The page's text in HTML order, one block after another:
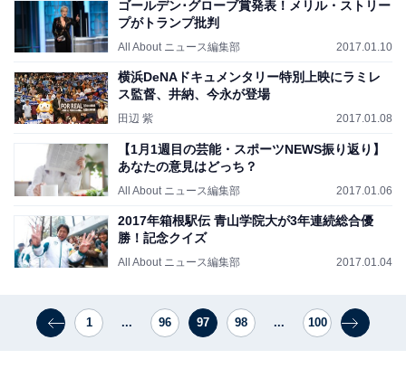
ゴールデン･グローブ賞発表！メリル・ストリー
プがトランプ批判
All About ニュース編集部 2017.01.10
横浜DeNAドキュメンタリー特別上映にラミレ
ス監督、井納、今永が登場
田辺 紫 2017.01.08
【1月1週目の芸能・スポーツNEWS振り返り】
あなたの意見はどっち？
All About ニュース編集部 2017.01.06
2017年箱根駅伝 青山学院大が3年連続総合優
勝！記念クイズ
All About ニュース編集部 2017.01.04
1 ... 96 97 98 ... 100